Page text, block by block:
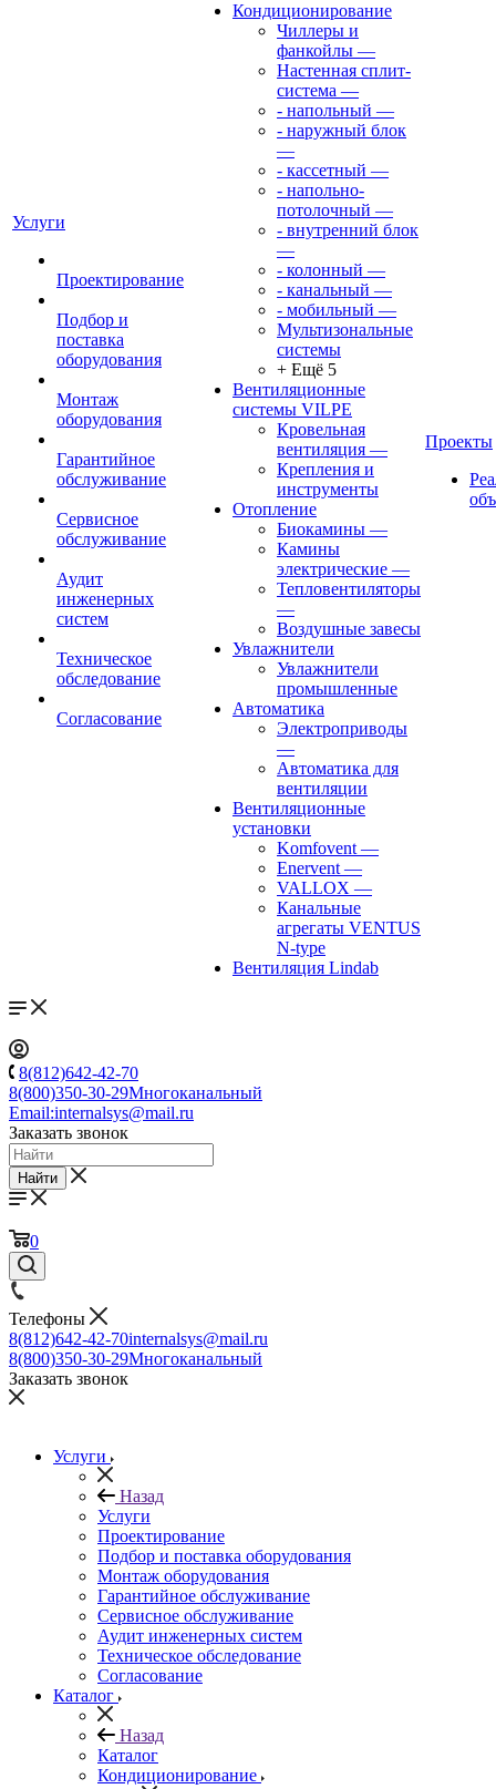
Услуги
Проектирование
Подбор и
поставка
оборудования
Монтаж
оборудования
Гарантийное
обслуживание
Сервисное
обслуживание
Аудит
инженерных
систем
Техническое
обследование
Согласование
Кондиционирование
Чиллеры и
фанкойлы —
Настенная сплит-
система —
- напольный —
- наружный блок
—
- кассетный —
- напольно-
потолочный —
- внутренний блок
—
- колонный —
- канальный —
- мобильный —
Мультизональные
системы
+ Ещё 5
Вентиляционные
системы VILPE
Кровельная
вентиляция —
Крепления и
инструменты
Отопление
Биокамины —
Камины
электрические —
Тепловентиляторы
—
Воздушные завесы
Увлажнители
Увлажнители
промышленные
Автоматика
Электроприводы
—
Автоматика для
вентиляции
Вентиляционные
установки
Komfovent —
Enervent —
VALLOX —
Канальные
агрегаты VENTUS
N-type
Вентиляция Lindab
Проекты
8(812)642-42-70
8(800)350-30-29Многоканальный
Email:internalsys@mail.ru
Заказать звонок
Найти
0
Телефоны
8(812)642-42-70internalsys@mail.ru
8(800)350-30-29Многоканальный
Заказать звонок
Услуги
Назад
Услуги
Проектирование
Подбор и поставка оборудования
Монтаж оборудования
Гарантийное обслуживание
Сервисное обслуживание
Аудит инженерных систем
Техническое обследование
Согласование
Каталог
Назад
Каталог
Кондиционирование